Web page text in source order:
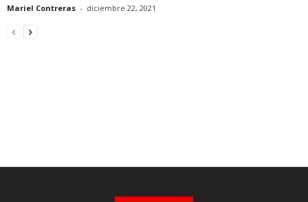
Mariel Contreras - diciembre 22, 2021